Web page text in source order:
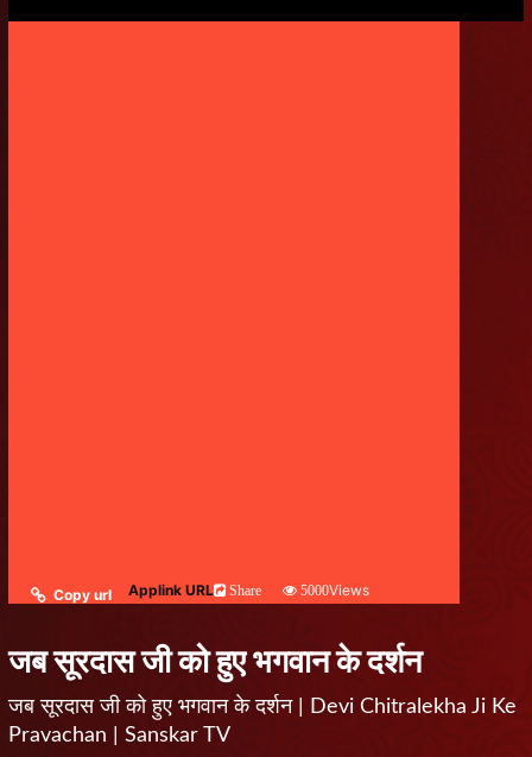
Copy url Applink URL Share 5000Views
जब सूरदास जी को हुए भगवान के दर्शन
जब सूरदास जी को हुए भगवान के दर्शन | Devi Chitralekha Ji Ke
Pravachan | Sanskar TV